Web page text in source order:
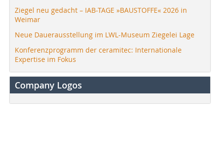
Ziegel neu gedacht – IAB-TAGE »BAUSTOFFE« 2026 in
Weimar
Neue Dauerausstellung im LWL-Museum Ziegelei Lage
Konferenzprogramm der ceramitec: Internationale
Expertise im Fokus
Company Logos